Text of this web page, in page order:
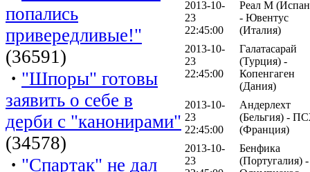
попались
привередливые!"
(36591)
· "Шпоры" готовы
заявить о себе в
дерби с "канонирами"
(34578)
· "Спартак" не дал
2013-10-
23
22:45:00
Реал М
- Ювентус
(Италия)
2013-10-
23
22:45:00
Галатасарай
(Турция) -
Копенгаген
(Дания)
2013-10-
23
22:45:00
Андерлехт
(Бельгия) -
(Франция)
2013-10-
23
Бенфика
(Португалия) -